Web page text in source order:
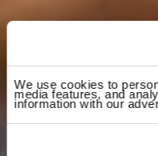
We use cookies to
media features, and
information with our